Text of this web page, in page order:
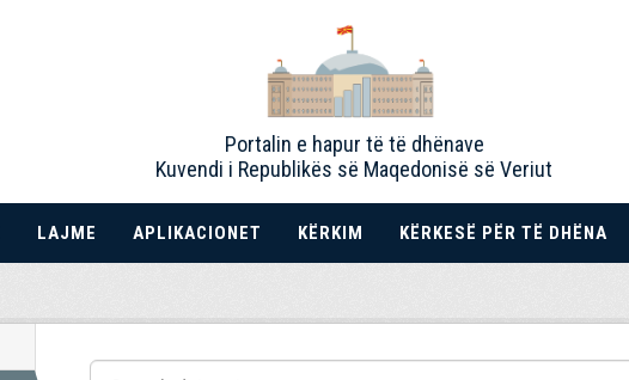
Portalin e hapur të të dhënave
Kuvendi i Republikës së Maqedonisë së Veriut
LAJME APLIKACIONET KËRKIM KËRKESË PËR TË DHËNA